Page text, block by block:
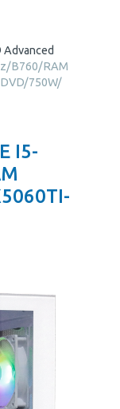
B760/RAM
750W/
I5-